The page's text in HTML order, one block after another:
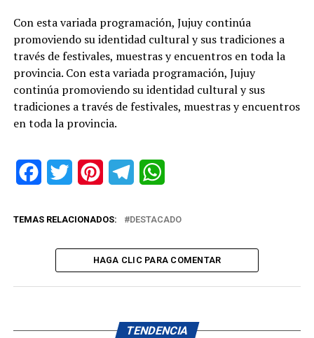
Con esta variada programación, Jujuy continúa
promoviendo su identidad cultural y sus tradiciones a
través de festivales, muestras y encuentros en toda la
provincia. Con esta variada programación, Jujuy
continúa promoviendo su identidad cultural y sus
tradiciones a través de festivales, muestras y encuentros
en toda la provincia.
FacebookTwitter PinterestTelegram
TEMAS RELACIONADOS: DESTACADO
HAGA CLIC PARA COMENTAR
TENDENCIA